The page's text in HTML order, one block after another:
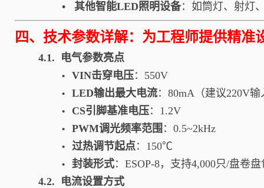
• 其他智能LED照明设备：如筒灯、射灯
四、技术参数详解：为工程师提供精准
4.1. 电气参数亮点
• VIN击穿电压：550V
• LED输出最大电流：80mA（建议220V
• CS引脚基准电压：1.2V
• PWM调光频率范围 ：0.5~2kHz
• 过热调节起点：150℃
• 封装形式：ESOP-8，支持4,000只/盘卷
4.2. 电流设置方式